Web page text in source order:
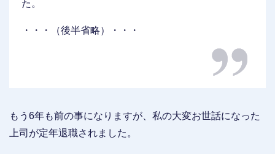
た。
・・・（後半省略）・・・
もう6年も前の事になりますが、私の大変お世話になった
上司が定年退職されました。